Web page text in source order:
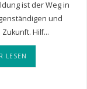
ist der Weg in
und
Zukunft. Hilf…
LESEN